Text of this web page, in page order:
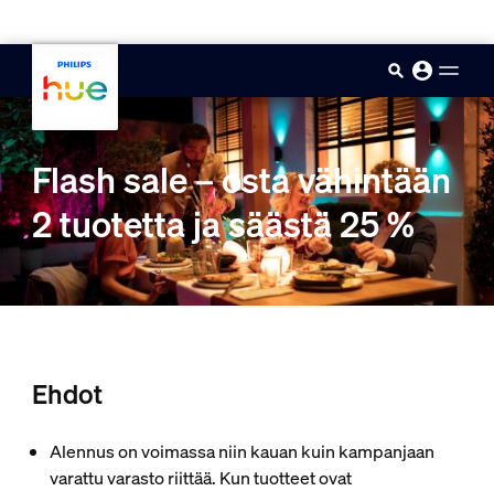
Flash sale – osta vähintään
2 tuotetta ja säästä 25 %
Ehdot
Alennus on voimassa niin kauan kuin kampanjaan
varattu varasto riittää. Kun tuotteet ovat